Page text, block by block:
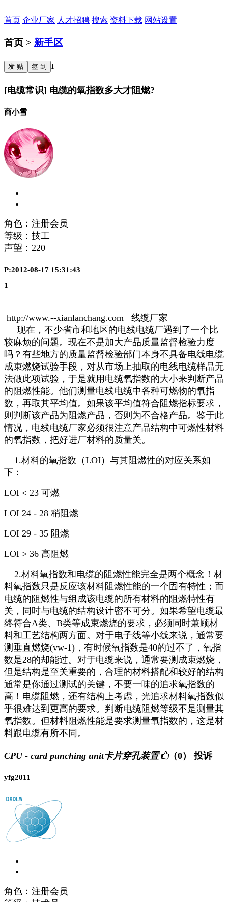
首页 企业厂家 人才招聘 搜索 资料下载 网站设置
首页 > 新手区
发 贴 签 到 1
[电缆常识] 电缆的氧指数多大才阻燃?
商小雪
角色：注册会员
等级：技工
声望： 220
P:2012-08-17 15:31:43
1
http://www.--xianlanchang.com 线缆厂家
现在，不少省市和地区的电线电缆厂遇到了一个比
较麻烦的问题。现在不是加大产品质量监督检验力度
吗？有些地方的质量监督检验部门本身不具备电线电缆
成束燃烧试验手段，对从市场上抽取的电线电缆样品无
法做此项试验，于是就用电缆氧指数的大小来判断产品
的阻燃性能。他们测量电线电缆中各种可燃物的氧指
数，再取其平均值。如果该平均值符合阻燃指标要求，
则判断该产品为阻燃产品，否则为不合格产品。鉴于此
情况，电线电缆厂家必须很注意产品结构中可燃性材料
的氧指数，把好进厂材料的质量关。
1.材料的氧指数（LOI）与其阻燃性的对应关系如
下：
LOI < 23 可燃
LOI 24 - 28 稍阻燃
LOI 29 - 35 阻燃
LOI > 36 高阻燃
2.材料氧指数和电缆的阻燃性能完全是两个概念！材
料氧指数只是反应该材料阻燃性能的一个固有特性；而
电缆的阻燃性与组成该电缆的所有材料的阻燃特性有
关，同时与电缆的结构设计密不可分。如果希望电缆最
终符合A类、B类等成束燃烧的要求，必须同时兼顾材
料和工艺结构两方面。对于电子线等小线来说，通常要
测垂直燃烧(vw-1)，有时候氧指数是40的过不了，氧指
数是28的却能过。对于电缆来说，通常要测成束燃烧，
但是结构是至关重要的，合理的材料搭配和较好的结构
通常是你通过测试的关键，不要一味的追求氧指数的
高！电缆阻燃，还有结构上考虑，光追求材料氧指数似
乎很难达到更高的要求。判断电缆阻燃等级不是测量其
氧指数。但材料阻燃性能是要求测量氧指数的，这是材
料跟电缆有所不同。
CPU - card punching unit卡片穿孔装置 （0） 投诉
yfg2011
角色：注册会员